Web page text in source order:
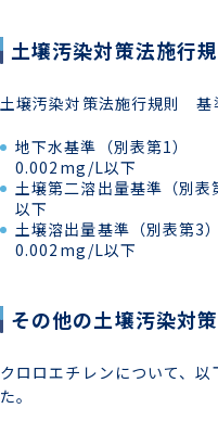
土壌汚染対策法施行
土壌汚染対策法施行規則 基
地下水基準（別表第1
0.002mg/L以下
土壌第二溶出量基準（別
以下
土壌溶出量基準（別表
0.002mg/L以下
その他の土壌汚染対
クロロエチレンについて、
た。